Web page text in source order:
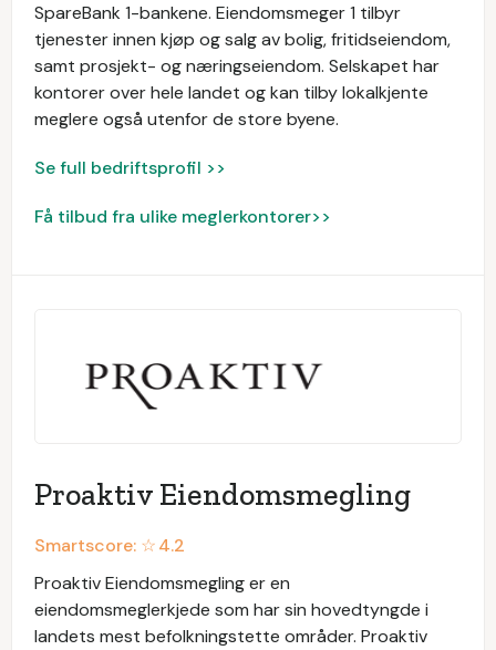
SpareBank 1-bankene. Eiendomsmeger 1 tilbyr
tjenester innen kjøp og salg av bolig, fritidseiendom,
samt prosjekt- og næringseiendom. Selskapet har
kontorer over hele landet og kan tilby lokalkjente
meglere også utenfor de store byene.
Se full bedriftsprofil >>
Få tilbud fra ulike meglerkontorer>>
Proaktiv Eiendomsmegling
Smartscore: ☆4.2
Proaktiv Eiendomsmegling er en
eiendomsmeglerkjede som har sin hovedtyngde i
landets mest befolkningstette områder. Proaktiv